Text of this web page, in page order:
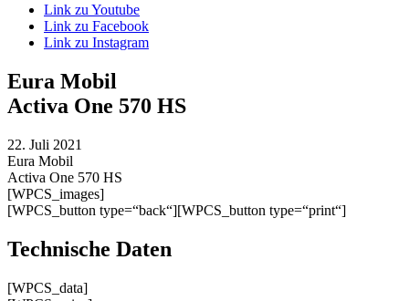
Link zu Youtube
Link zu Facebook
Link zu Instagram
Eura Mobil
Activa One 570 HS
22. Juli 2021
Eura Mobil
Activa One 570 HS
[WPCS_images]
[WPCS_button type=“back“][WPCS_button type=“print“]
Technische Daten
[WPCS_data]